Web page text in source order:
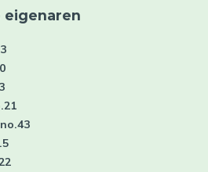
eigenaren